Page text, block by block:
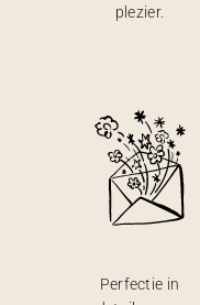
plezier.
Perfectie in